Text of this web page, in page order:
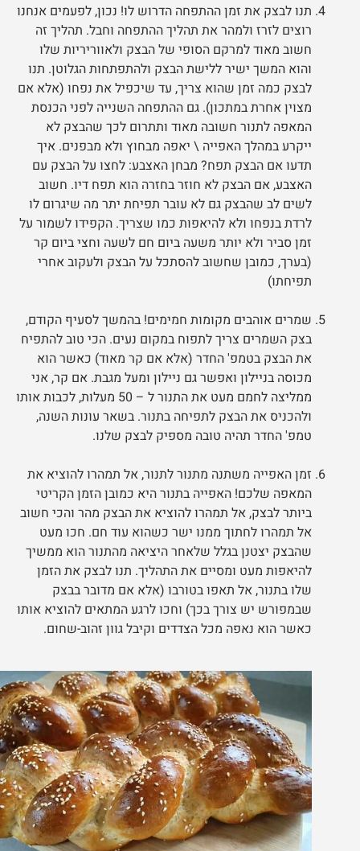
תנו לבצק את זמן ההתפחה הדרוש לו! נכון, לפעמים אנחנו
רוצים לזרז ולמהר את תהליך ההתפחה וחבל. תהליך זה
חשוב מאוד למרקם הסופי של הבצק ולאווריריות שלו
והוא המשך ישיר ללישת הבצק ולהתפתחות הגלוטן. תנו
לבצק כמה זמן שהוא צריך, עד שיכפיל את נפחו (אלא אם
מצוין אחרת במתכון). גם ההתפחה השנייה לפני הכנסת
המאפה לתנור חשובה מאוד ותתרום לכך שהבצק לא
ייקרע במהלך האפייה \ יאפה מבחוץ ולא מבפנים. איך
תדעו אם הבצק תפח? מבחן האצבע: לחצו על הבצק עם
האצבע, אם הבצק לא חוזר בחזרה הוא תפח דיו. חשוב
לשים לב שהבצק גם לא עובר תפיחת יתר מה שיגרום לו
לרדת בנפחו ולא להיאפות כמו שצריך. הקפידו לשמור על
זמן סביר ולא יותר משעה ביום חם לשעה וחצי ביום קר
(בערך, כמובן שחשוב להסתכל על הבצק ולעקוב אחרי
תפיחתו)
שמרים אוהבים מקומות חמימים! בהמשך לסעיף הקודם,
בצק השמרים צריך לתפוח במקום נעים. הכי טוב להתפיח
את הבצק בטמפ' החדר (אלא אם קר מאוד) כאשר הוא
מכוסה בניילון ואפשר גם ניילון ומעל מגבת. אם קר, אני
ממליצה לחמם מעט את התנור ל – 50 מעלות, לכבות אותו
ולהכניס את הבצק לתפיחה בתנור. בשאר עונות השנה,
טמפ' החדר תהיה טובה מספיק לבצק שלנו.
זמן האפייה משתנה מתנור לתנור, אל תמהרו להוציא את
המאפה שלכם! האפייה בתנור היא כמובן הזמן הקריטי
ביותר לבצק, אל תמהרו להוציא את הבצק מהר והכי חשוב
אל תמהרו לחתוך ממנו ישר כשהוא עוד חם. חכו מעט
שהבצק יצטנן בגלל שלאחר היציאה מהתנור הוא ממשיך
להיאפות מעט ומסיים את התהליך. תנו לבצק את הזמן
שלו בתנור, אל תאפו בטורבו (אלא אם מדובר בבצק
שבמפורש יש צורך בכך) וחכו לרגע המתאים להוציא אותו
כאשר הוא נאפה מכל הצדדים וקיבל גוון זהוב-שחום.